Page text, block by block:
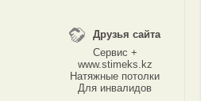
Друзья сайта
Сервис +
www.stimeks.kz
Натяжные потолки
Для инвалидов